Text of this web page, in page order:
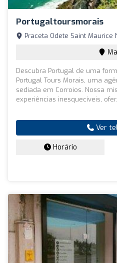
Portugaltoursmorais
Praceta Odete Saint Maurice
Descubra Portugal de uma
Portugal Tours Morais, uma
sediada em Corroios. Nossa
experiências inesquecíveis,
Ver
Horário